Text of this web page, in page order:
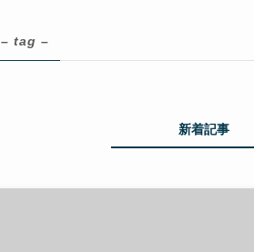
– tag –
新着記事